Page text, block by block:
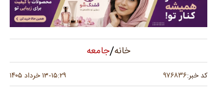
خانه/جامعه
کد خبر:۹۷۶۸۳۶ ۱۵:۲۹-۱۳ خرداد ۱۴۰۵